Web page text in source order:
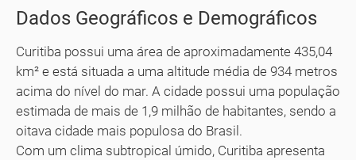
Dados Geográficos e Demográficos
Curitiba possui uma área de aproximadamente 435,04
km² e está situada a uma altitude média de 934 metros
acima do nível do mar. A cidade possui uma população
estimada de mais de 1,9 milhão de habitantes, sendo a
oitava cidade mais populosa do Brasil.
Com um clima subtropical úmido, Curitiba apresenta